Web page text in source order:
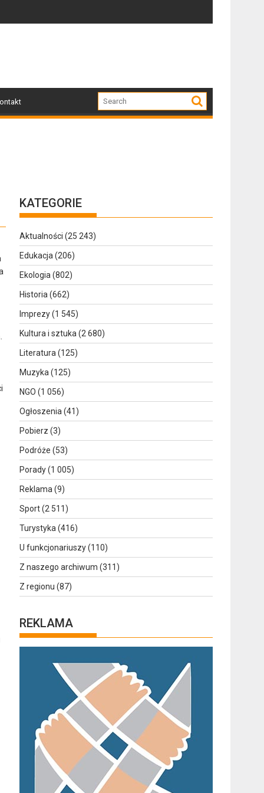
KATEGORIE
Aktualności (25 243)
Edukacja (206)
Ekologia (802)
Historia (662)
Imprezy(1 545)
Kultura i sztuka (2 680)
Literatura (125)
Muzyka (125)
NGO (1 056)
Ogłoszenia (41)
Pobierz (3)
Podróże (53)
Porady(1 005)
Reklama (9)
Sport(2 511)
Turystyka (416)
U funkcjonariuszy(110)
Z naszego archiwum (311)
Z regionu (87)
REKLAMA